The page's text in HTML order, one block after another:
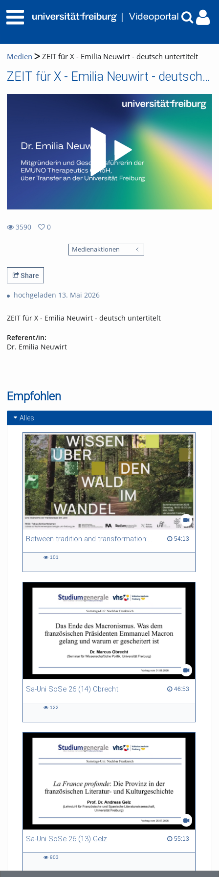
Medien ZEIT für X - Emilia Neuwirt - deutsch untertitelt
ZEIT für X - Emilia Neuwirt - deutsch untertitelt
3590
0
Medienaktionen
Share
hochgeladen 13. Mai 2026
ZEIT für X - Emilia Neuwirt - deutsch untertitelt
Referent/in:
Dr. Emilia Neuwirt
Empfohlen
Alles
Between tradition and transformation: how owners, advisers and institutions co-create knowledge for resilient forests in Europe 54:13
54:13 duration
101
Sa-Uni SoSe 26 (14) Obrecht 46:53
46:53 duration
122
Sa-Uni SoSe 26 (13) Gelz 55:13
55:13 duration
903